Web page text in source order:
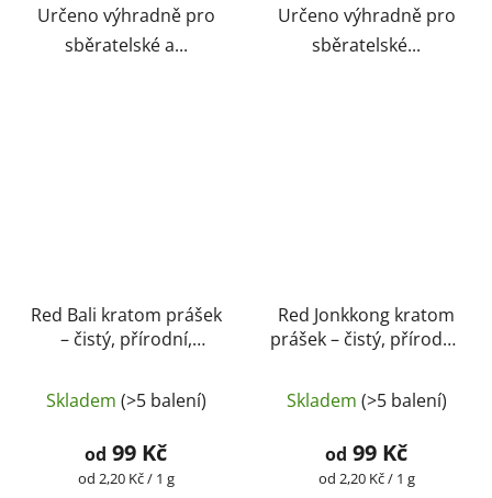
Určeno výhradně pro
sběratelské a...
Určeno výhradně pro
sběratelské...
Red Bali kratom prášek
– čistý, přírodní,
| GreenGuru
hodnocení
produktu
je
Skladem (>5 balení)
od 99 Kč
Měrná
od 2,20 Kč / 1 g
Red Jonkkong kratom
prášek – čistý, přírodní,
| GreenGuru
Skladem (>5 balení)
od 99 Kč
Měrná
od 2,20 Kč / 1 g